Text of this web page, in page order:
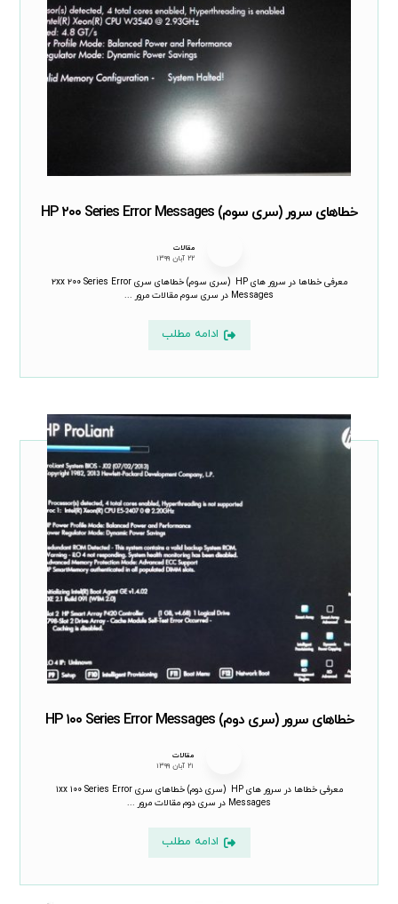
خطاهای سرور (سری سوم) HP ۲۰۰ Series Error Messages
مقالات
۲۲ آبان ۱۳۹۹
معرفی خطاها در سرور های HP (سری سوم) خطاهای سری ۲xx ۲۰۰ Series Error
Messages در سری سوم مقالات مرور ...
ادامه مطلب
خطاهای سرور (سری دوم) HP ۱۰۰ Series Error Messages
مقالات
۲۱ آبان ۱۳۹۹
معرفی خطاها در سرور های HP (سری دوم) خطاهای سری ۱xx ۱۰۰ Series Error
Messages در سری دوم مقالات مرور ...
ادامه مطلب